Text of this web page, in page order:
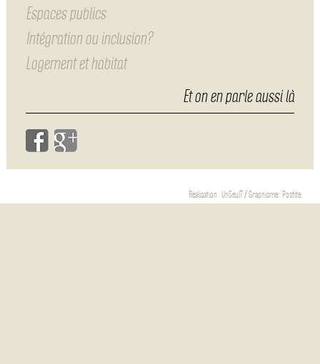
Espaces publics
Intégration ou inclusion?
Logement et habitat
Et on en parle aussi là
Réalisation : UnSeulT/ Graphisme : Postite